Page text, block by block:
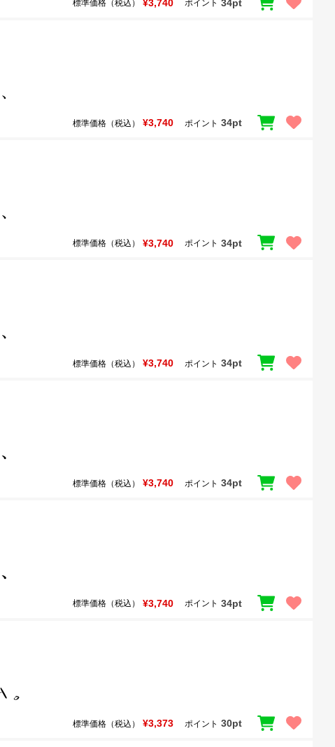
標準価格（税込） ¥3,740 ポイント 34pt
標準価格（税込） ¥3,740 ポイント 34pt
標準価格（税込） ¥3,740 ポイント 34pt
標準価格（税込） ¥3,740 ポイント 34pt
標準価格（税込） ¥3,740 ポイント 34pt
標準価格（税込） ¥3,740 ポイント 34pt
標準価格（税込） ¥3,373 ポイント 30pt